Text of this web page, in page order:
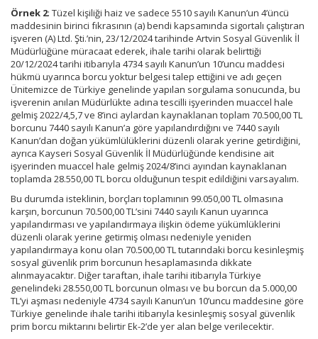
Örnek 2: Tüzel kişiliği haiz ve sadece 5510 sayılı Kanun’un 4’üncü
maddesinin birinci fıkrasının (a) bendi kapsamında sigortalı çalıştıran
işveren (A) Ltd. Şti.’nin, 23/12/2024 tarihinde Artvin Sosyal Güvenlik İl
Müdürlüğüne müracaat ederek, ihale tarihi olarak belirttiği
20/12/2024 tarihi itibarıyla 4734 sayılı Kanun’un 10’uncu maddesi
hükmü uyarınca borcu yoktur belgesi talep ettiğini ve adı geçen
Ünitemizce de Türkiye genelinde yapılan sorgulama sonucunda, bu
işverenin anılan Müdürlükte adına tescilli işyerinden muaccel hale
gelmiş 2022/4,5,7 ve 8’inci aylardan kaynaklanan toplam 70.500,00 TL
borcunu 7440 sayılı Kanun’a göre yapılandırdığını ve 7440 sayılı
Kanun’dan doğan yükümlülüklerini düzenli olarak yerine getirdiğini,
ayrıca Kayseri Sosyal Güvenlik İl Müdürlüğünde kendisine ait
işyerinden muaccel hale gelmiş 2024/8’inci ayından kaynaklanan
toplamda 28.550,00 TL borcu olduğunun tespit edildiğini varsayalım.
Bu durumda isteklinin, borçları toplamının 99.050,00 TL olmasına
karşın, borcunun 70.500,00 TL’sini 7440 sayılı Kanun uyarınca
yapılandırması ve yapılandırmaya ilişkin ödeme yükümlüklerini
düzenli olarak yerine getirmiş olması nedeniyle yeniden
yapılandırmaya konu olan 70.500,00 TL tutarındaki borcu kesinleşmiş
sosyal güvenlik prim borcunun hesaplamasında dikkate
alınmayacaktır. Diğer taraftan, ihale tarihi itibarıyla Türkiye
genelindeki 28.550,00 TL borcunun olması ve bu borcun da 5.000,00
TL’yi aşması nedeniyle 4734 sayılı Kanun’un 10’uncu maddesine göre
Türkiye genelinde ihale tarihi itibarıyla kesinleşmiş sosyal güvenlik
prim borcu miktarını belirtir Ek-2’de yer alan belge verilecektir.